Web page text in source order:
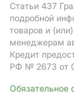
Статьи 437
подробной
товаров и
менеджерам
Кредит
РФ № 2673 от
Обязательное